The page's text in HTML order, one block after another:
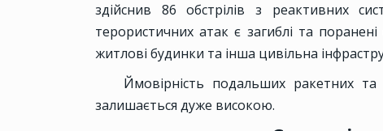
здійснив 86 обстрілів з реактивних
терористичних атак є загиблі та
житлові будинки та інша цивільна
Ймовірність подальших ракетних та
залишається дуже високою.